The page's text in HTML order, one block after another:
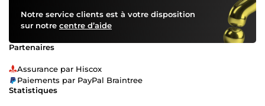
Notre service clients est à votre disposition
sur notre centre d’aide
Partenaires
Assurance par Hiscox
Paiements par PayPal Braintree
Statistiques